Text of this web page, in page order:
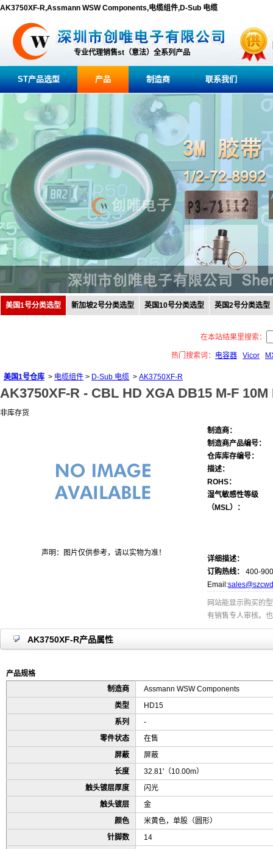
AK3750XF-R,Assmann WSW Components,电缆组件,D-Sub 电缆
专业代理销售st（意法）全系列产品
ST产品选型 产品 制造商 联系我们
美国1号分类选型 新加坡2号分类选型 英国10号分类选型 英国2号分类选型
在本站结果里搜索：
热门搜索词： 电容器 Vicor
美国1号仓库 > 电缆组件 > D-Sub 电缆 > AK3750XF-R
AK3750XF-R - CBL HD XGA DB15 M-F 10M
非库存货
声明：图片仅供参考，请以实物为准！
制造商：
制造商产品编号：
仓库库存编号：
描述：
ROHS：
湿气敏感性等级
（MSL）：
详细描述：
订购热线：
400-
Email:
网站能显示购买的
有销售专人审核。
AK3750XF-R产品属性
产品规格
制造商
Assmann WSW Components
类型
HD15
系列
-
零件状态
在售
屏蔽
屏蔽
长度
32.81'（10.00m）
触头镀层厚度
闪光
触头镀层
金
颜色
米黄色，单股（圆形）
针脚数
14